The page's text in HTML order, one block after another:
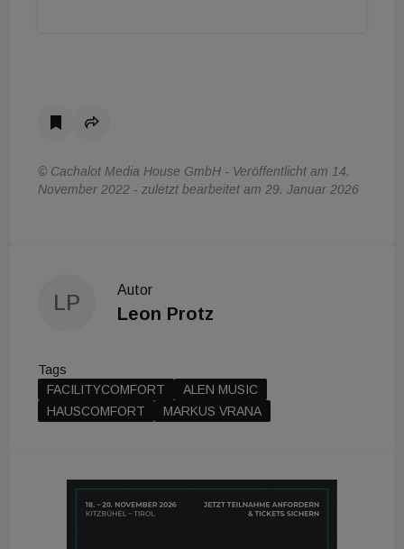
© Cachalot Media House GmbH - Veröffentlicht am 14.
November 2022 - zuletzt bearbeitet am 29. Januar 2026
LP
Autor
Leon Protz
Tags
FACILITYCOMFORT
ALEN MUSIC
HAUSCOMFORT
MARKUS VRANA